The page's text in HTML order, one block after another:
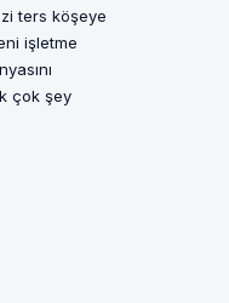
ters köşeye
işletme
çok şey